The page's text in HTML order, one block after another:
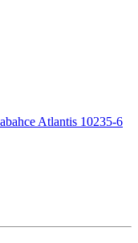
Atlantis 10235-6